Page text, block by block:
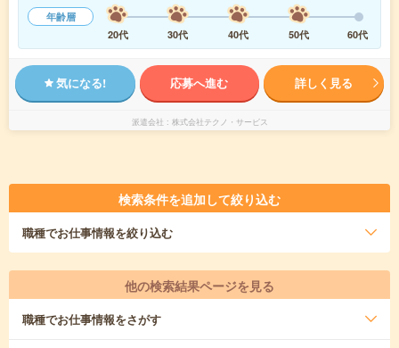
年齢層
20代
30代 40代 50代 60代
気になる! 応募へ進む 詳しく見る
派遣会社 株式会社テクノ・サービス
検索条件を追加して絞り込む
職種でお仕事情報を絞り込む
他の検索結果ページを見る
職種でお仕事情報をさがす